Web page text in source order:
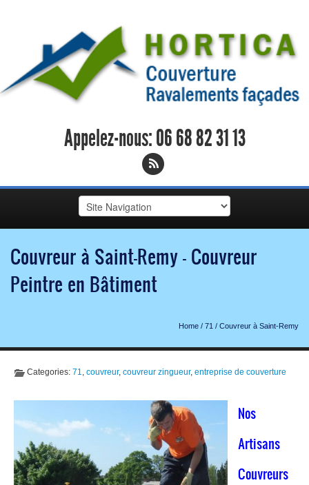
Appelez-nous:06 68 82 31 13
Couvreur à Saint-Remy - Couvreur
Peintre en Bâtiment
Home / 71 / Couvreur à Saint-Remy
Categories: 71 couvreur, couvreur zingueur, entreprise de couverture
Nos
Artisans
Couvreurs